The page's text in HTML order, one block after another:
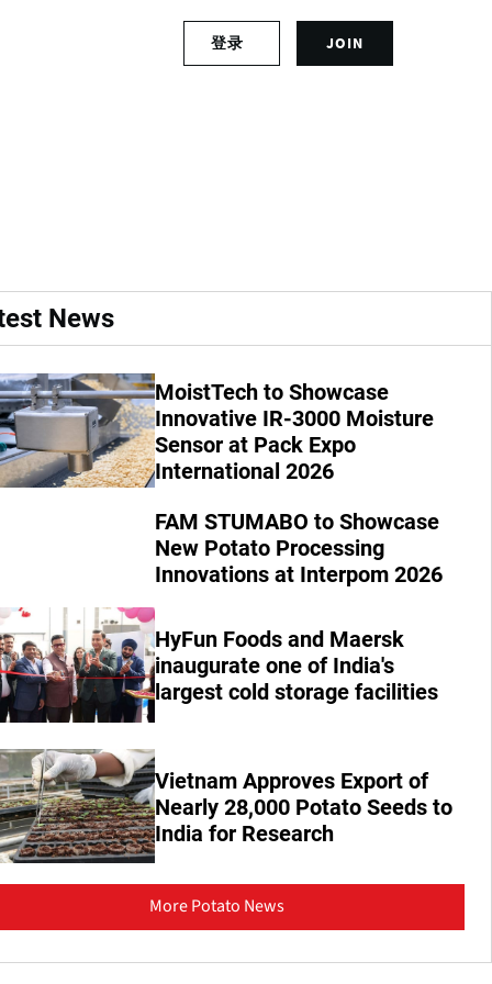
a
c
u
n
t
JOIN
r
c
o
u
n
t
登录
EUR 104,42
News
MoistTech to Showcase
Innovative IR-3000 Moisture
Sensor at Pack Expo
International 2026
FAM STUMABO to Showcase
New Potato Processing
Innovations at Interpom 2026
HyFun Foods and Maersk
inaugurate one of India's
largest cold storage facilities
Vietnam Approves Export of
Nearly 28,000 Potato Seeds to
India for Research
More Potato News